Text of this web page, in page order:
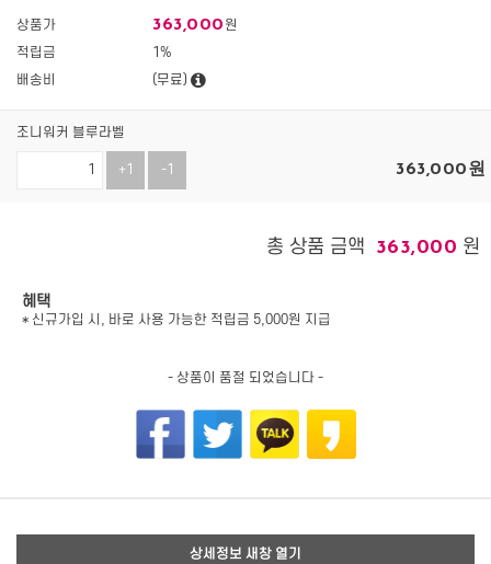
상품가 363,000 원
적립금
1%
배송비
(무료)
조니워커 블루라벨
+1 -1 363,000원
총 상품 금액 363,000 원
혜택
* 신규가입 시, 바로 사용 가능한 적립금 5,000원 지급
- 상품이 품절 되었습니다 -
상세정보 새창 열기